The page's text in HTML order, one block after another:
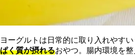
ヨーグルトは日常的に取り入れやすい
ぱく質が摂れるおやつ。腸内環境を